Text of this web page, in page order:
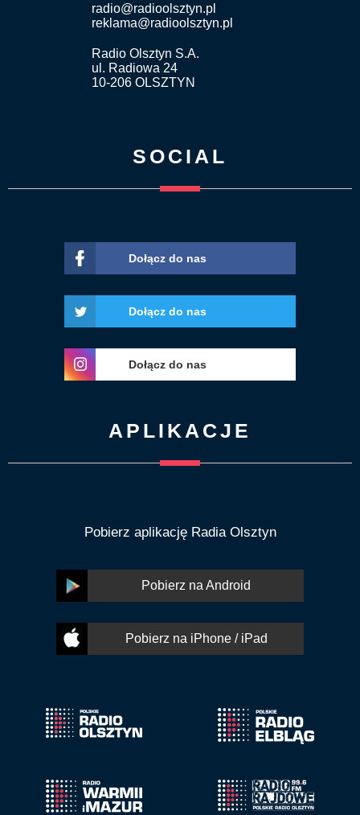
radio@radioolsztyn.pl
reklama@radioolsztyn.pl
Radio Olsztyn S.A.
ul. Radiowa 24
10-206 OLSZTYN
SOCIAL
Dołącz do nas
Dołącz do nas
Dołącz do nas
APLIKACJE
Pobierz aplikację Radia Olsztyn
Pobierz na Android
Pobierz na iPhone / iPad